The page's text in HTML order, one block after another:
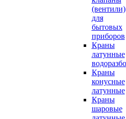
(вентили)
для
бытовых
приборов
Краны
латунные
Краны
конусные
латунные
Краны
шаровые